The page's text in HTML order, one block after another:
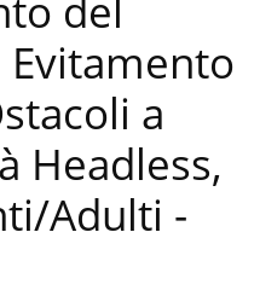
del
Evitamento
a
Headless,
Adulti -